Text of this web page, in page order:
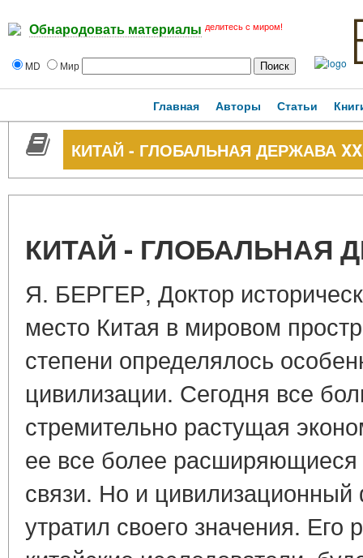
Обнародовать материалы делитесь с миром!
MD Мир
Главная Авторы Статьи
КИТАЙ - ГЛОБАЛЬНАЯ ДЕРЖАВА
КИТАЙ - ГЛОБАЛЬНАЯ
Я. БЕРГЕР, Доктор
место Китая в мировом
степени определялось
цивилизации. Сегодня все
стремительно растущая
ее все более
связи. Но и цивилизационный
утратил своего значения. Его